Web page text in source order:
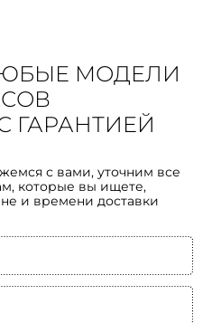
МОДЕЛИ
ГАРАНТИЕЙ
с вами, уточним все
которые вы ищете,
и времени доставки